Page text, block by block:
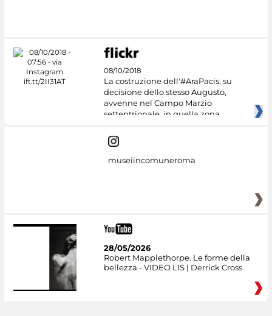
08/10/2018
La costruzione dell'#AraPacis, su
decisione dello stesso Augusto,
avvenne nel Campo Marzio
settentrionale, in quella zona
museiincomuneroma
28/05/2026
Robert Mapplethorpe. Le forme della
bellezza - VIDEO LIS | Derrick Cross